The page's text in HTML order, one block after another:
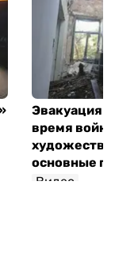
Эвакуация
время
основные
Видео